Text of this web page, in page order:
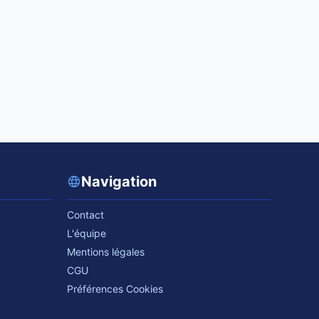
Navigation
Contact
L'équipe
Mentions légales
CGU
Préférences Cookies